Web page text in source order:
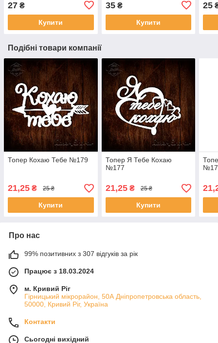
27 ₴
Купити
35₴
Купити
25
Подібні товари компанії
Топер Кохаю Тебе №179
21,25 ₴ 25 ₴
Купити
Топер Я Тебе Кохаю
№177
21,25₴ 25 ₴
Купити
Про нас
99% позитивних з 307 відгуків за рік
Працює з 18.03.2024
м. Кривий Ріг
Гірницький мікрорайон, 50А Дніпропетровська область,
50000, Кривий Ріг, Україна
Контакти
Сьогодні вихідний